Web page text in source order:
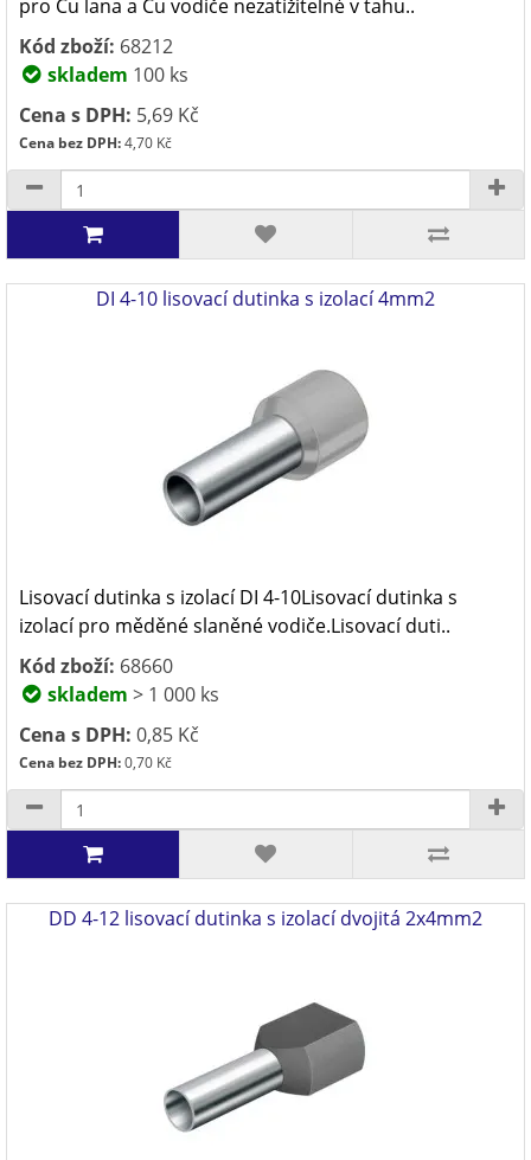
pro Cu lana a Cu vodiče nezatížitelné v tahu..
Kód zboží: 68212
skladem 100 ks
Cena s DPH: 5,69 Kč
Cena bez DPH:4,70 Kč
DI 4-10 lisovací dutinka s izolací 4mm2
Lisovací dutinka s izolací DI 4-10Lisovací dutinka s
izolací pro měděné slaněné vodiče.Lisovací duti..
Kód zboží: 68660
skladem > 1 000 ks
Cena s DPH: 0,85 Kč
Cena bez DPH:0,70 Kč
DD 4-12 lisovací dutinka s izolací dvojitá 2x4mm2